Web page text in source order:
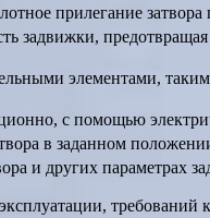
прилегание
задвижки,
элементами,
с помощью
в заданном
и других параметрах